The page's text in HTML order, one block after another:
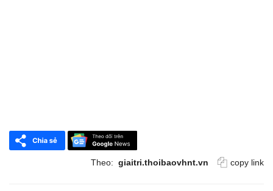
Theo: giaitri.thoibaovhnt.vn copy link